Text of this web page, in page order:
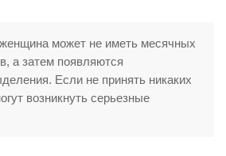
может не иметь месячных
а затем появляются
Если не принять никаких
возникнуть серьезные